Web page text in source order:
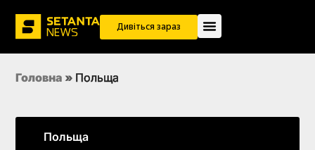
Дивіться зараз
Головна » Польща
Польща